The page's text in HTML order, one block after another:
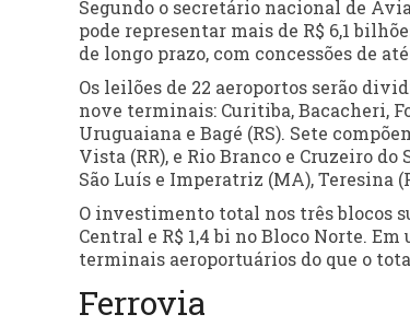
Segundo o secretário nacional de
pode representar mais de R$ 6,1
de longo prazo, com concessões de
Os leilões de 22 aeroportos serão
nove terminais: Curitiba, Bacacheri,
Uruguaiana e Bagé (RS). Sete
Vista (RR), e Rio Branco e Cruzeiro do
São Luís e Imperatriz (MA), Teresina
O investimento total nos três blocos
Central e R$ 1,4 bi no Bloco Norte.
terminais aeroportuários do que o
Ferrovia